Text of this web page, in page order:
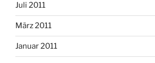
Juli 2011
März 2011
Januar 2011